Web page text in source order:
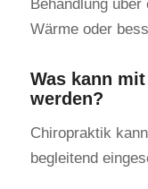
Behandlung
Wärme oder
Was kann
werden?
Chiropraktik
begleitend